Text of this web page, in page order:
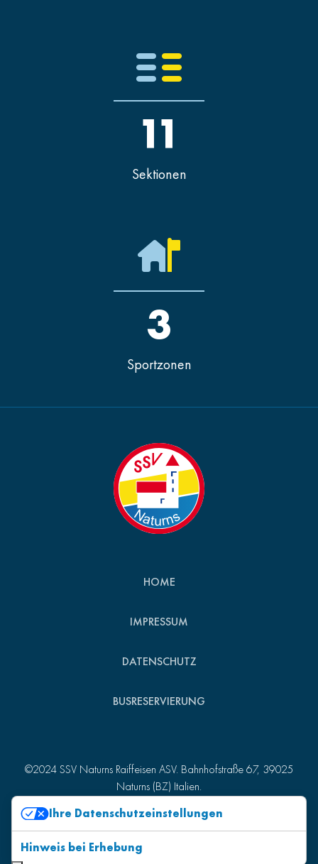
Sektionen
11
Sportzonen
3
HOME
IMPRESSUM
DATENSCHUTZ
BUSRESERVIERUNG
©2024 SSV Naturns Raiffeisen ASV. Bahnhofstraße 67, 39025
Naturns (BZ) Italien.
Produced byKreatif.
Ihre Datenschutzeinstellungen
Hinweis bei Erhebung